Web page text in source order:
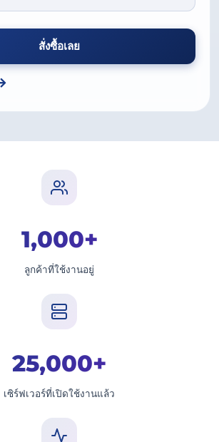
สั่งซื้อเลย
1,000+
ลูกค้าที่ใช้งานอยู่
25,000+
เซิร์ฟเวอร์ที่เปิดใช้งานแล้ว